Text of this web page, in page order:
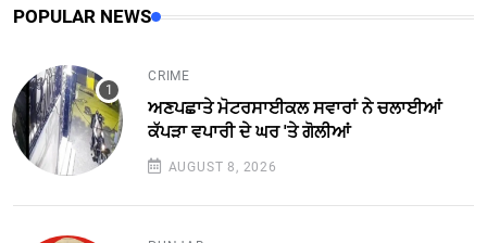
POPULAR NEWS
CRIME
ਅਣਪਛਾਤੇ ਮੋਟਰਸਾਈਕਲ ਸਵਾਰਾਂ ਨੇ ਚਲਾਈਆਂ
ਕੱਪੜਾ ਵਪਾਰੀ ਦੇ ਘਰ 'ਤੇ ਗੋਲੀਆਂ
AUGUST 8, 2026